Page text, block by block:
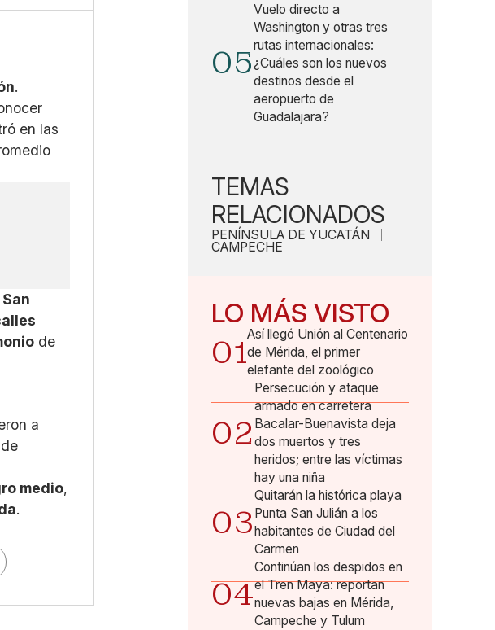
.
en las
San
de
a
medio,
.
05
Vuelo directo a
Washington y otras tres
rutas internacionales:
¿Cuáles son los nuevos
destinos desde el
aeropuerto de
Guadalajara?
TEMAS
RELACIONADOS
PENÍNSULA DE YUCATÁN
CAMPECHE
LO MÁS VISTO
01Así llegó Unión al Centenario
de Mérida, el primer
elefante del zoológico
02
Persecución y ataque
armado en carretera
Bacalar-Buenavista deja
dos muertos y tres
heridos; entre las víctimas
hay una niña
03
Quitarán la histórica playa
Punta San Julián a los
habitantes de Ciudad del
Carmen
04
Continúan los despidos en
el Tren Maya: reportan
nuevas bajas en Mérida,
Campeche y Tulum